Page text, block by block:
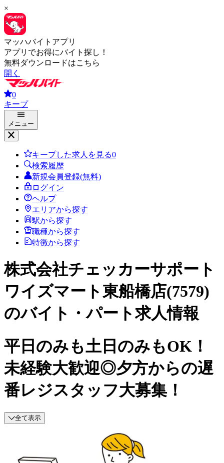
×
マッハバイトアプリ
アプリでお得にバイト探し！
無料ダウンロードはこちら
開く
0
キープ
メニュー
キープした求人を見る0
検索履歴
新規会員登録(無料)
ログイン
ヘルプ
エリアから探す
駅から探す
職種から探す
特徴から探す
株式会社チェッカーサポート
ワイズマート東船橋店(7579)
のバイト・パート求人情報
平日のみも土日のみもOK！
未経験大歓迎◎夕方からの遅
番レジスタッフ大募集！
全て表示